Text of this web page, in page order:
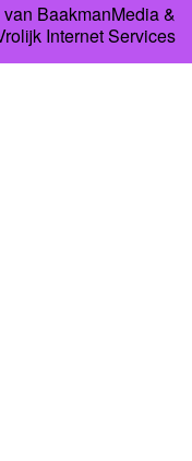
BaakmanMedia&
Internet Services